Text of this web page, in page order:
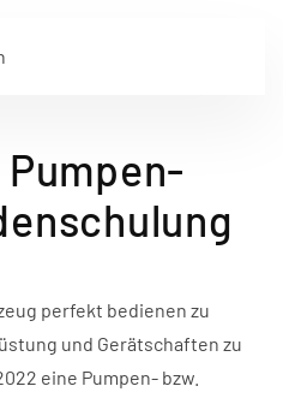
perfekt bedienen zu
und Gerätschaften zu
eine Pumpen- bzw.